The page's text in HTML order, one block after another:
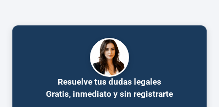
Resuelve tus dudas legales
Gratis, inmediato y sin registrarte